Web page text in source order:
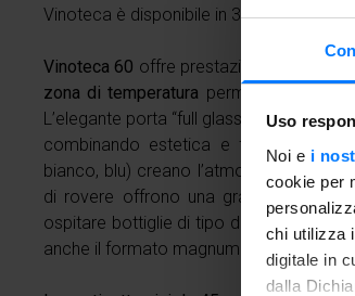
Uso
Noi e i
cookie per
chi utilizza
digitale in
dalla
Vinoteca è disponibile in 3 dimensioni
Vinoteca 60 offre prestazioni
zona di temperatura permette di
L’elegante porta “full glass” con
combinando estetica e funzionalità,
bianco, blu) creano l’atmosfera adatta,
di rovere offrono una grande
ospitare bottiglie di tipo diverso dalle
anche il formato magnum.